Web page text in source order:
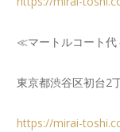
≪マートルコート
東京都渋谷区初台2
https://mirai-